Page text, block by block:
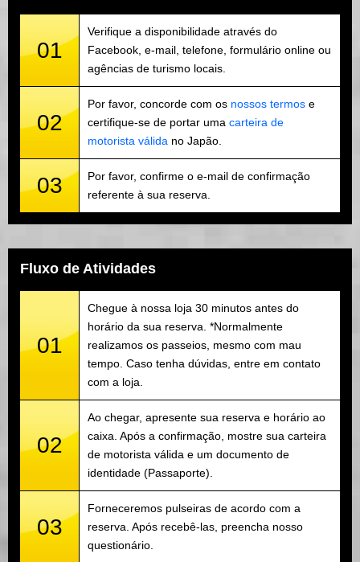
01
Verifique a disponibilidade através do
Facebook, e-mail, telefone, formulário online ou
agências de turismo locais.
02
Por favor, concorde com os nossos termos e
certifique-se de portar uma carteira de
motorista válida no Japão.
03
Por favor, confirme o e-mail de confirmação
referente à sua reserva.
Fluxo de Atividades
01
Chegue à nossa loja 30 minutos antes do
horário da sua reserva. *Normalmente
realizamos os passeios, mesmo com mau
tempo. Caso tenha dúvidas, entre em contato
com a loja.
02
Ao chegar, apresente sua reserva e horário ao
caixa. Após a confirmação, mostre sua carteira
de motorista válida e um documento de
identidade (Passaporte).
03
Forneceremos pulseiras de acordo com a
reserva. Após recebê-las, preencha nosso
questionário.